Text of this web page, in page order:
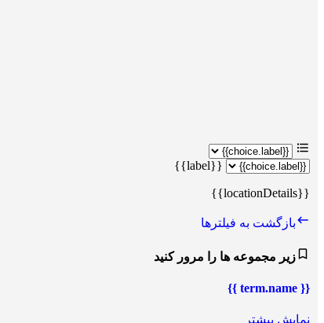
{{label}}
{{locationDetails}}
بازگشت به فیلترها
زیر مجموعه ها را مرور کنید
{{ term.name }}
نمایش بیشتر